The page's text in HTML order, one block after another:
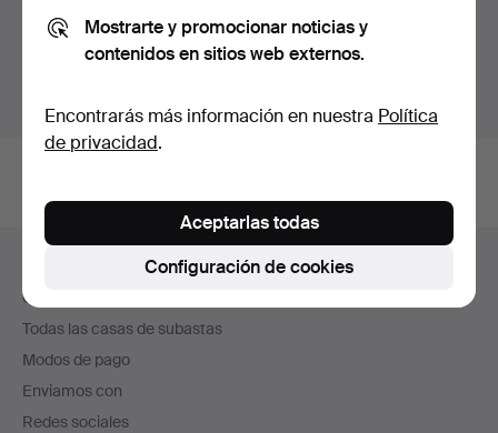
Archivo de subastas
Estás buscando en el archivo de subastas concluidas.
Navegación
el
pie
de
página
Ayuda y contacto
Contacta con el servicio de atención al cliente
Todas las casas de subastas
Modos de pago
Enviamos con
Redes sociales
Mostrarte y promocionar noticias y
contenidos en sitios web externos.
Encontrarás más información en nuestra Política
de privacidad.
Configuración de cookies
Aceptarlas todas